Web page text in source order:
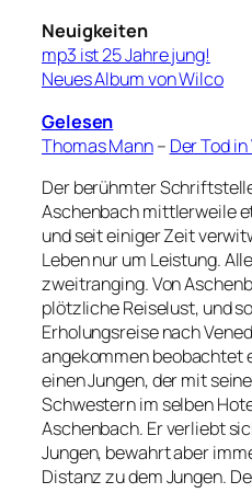
Neuigkeiten
mp3 ist 25 Jahre jung!
Neues Album von Wilco
Gelesen
Thomas Mann– Der Tod
Der berühmter
Aschenbach mittlerweile
und seit einiger Zeit
Leben nur um Leistung.
zweitranging. Von
plötzliche Reiselust, und
Erholungsreise nach
angekommen beobachtet
einen Jungen, der mit
Schwestern im selben
Aschenbach. Er verliebt
Jungen, bewahrt aber
Distanz zu dem Jungen.